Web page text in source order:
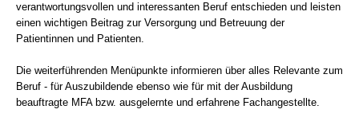
verantwortungsvollen und interessanten Beruf entschieden und leisten
einen wichtigen Beitrag zur Versorgung und Betreuung der
Patientinnen und Patienten.
Die weiterführenden Menüpunkte informieren über alles Relevante zum
Beruf - für Auszubildende ebenso wie für mit der Ausbildung
beauftragte MFA bzw. ausgelernte und erfahrene Fachangestellte.